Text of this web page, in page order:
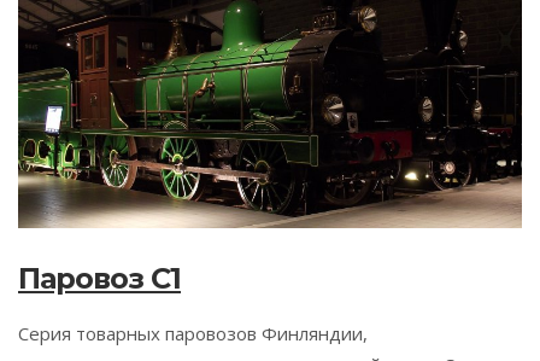
Паровоз C1
Серия товарных паровозов Финляндии,